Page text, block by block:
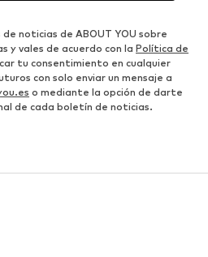
noticias de ABOUT YOU sobre
y vales de acuerdo con la Política de
tu consentimiento en cualquier
con solo enviar un mensaje a
o mediante la opción de darte
de cada boletín de noticias.